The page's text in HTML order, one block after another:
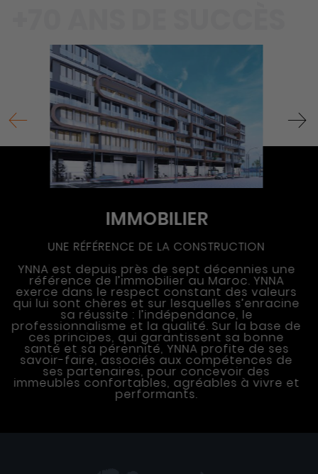
BTP
UN ACTEUR INDUSTRIEL MAJEUR
YNNA fédère plusieurs filiales
dans le BTP disposant d’un savoir-
reconnu. Nos filiales mettent leurs
de l’aménagement et de la
service de la qualité de vie des
des entreprises. Nos équipes suivent
étape de la construction d'un
la conception des plans jusqu'à
l’accompagnement des clients, et
profit leurs compétences humaines
techniques.